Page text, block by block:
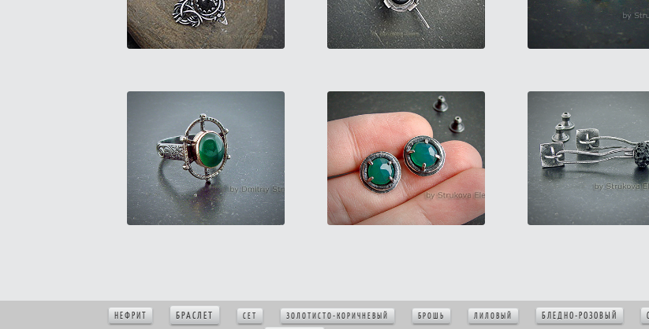
НЕФРИТ БРАСЛЕТ СЕТ ЗОЛОТИСТО-КОРИЧНЕВЫЙ БРОШЬ ЛИЛОВЫЙ БЛЕДНО-РОЗОВЫЙ